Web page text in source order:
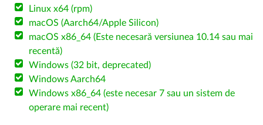
Linux x64 (rpm)
macOS (Aarch64/Apple Silicon)
macOS x86_64 (Este necesară versiunea 10.14 sau mai
recentă)
Windows (32 bit, deprecated)
Windows Aarch64
Windows x86_64 (este necesar 7 sau un sistem de
operare mai recent)